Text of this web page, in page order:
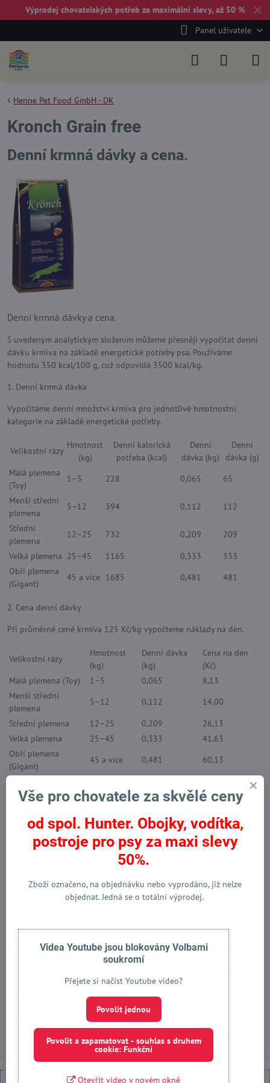
✕
Výprodej chovatelských potřeb za maximální slevy, až 50 %
Panel uživatele
Henne Pet Food GmbH - DK
Kronch Grain free
Denní krmná dávky a cena.
Denní krmná dávky a cena.
S uvedeným analytickým složením můžeme přesněji vypočítat denní
dávku krmiva na základě energetické potřeby psa. Používáme
hodnotu 350 kcal/100 g, což odpovídá 3500 kcal/kg.
1. Denní krmná dávka
Vypočítáme denní množství krmiva pro jednotlivé hmotnostní
kategorie na základě energetické potřeby.
Velikostní rázy
Hmotnost
(kg)
Denní kalorická
potřeba (kcal)
Denní
dávka (kg)
Denní
dávka (g)
Malá plemena
(Toy)
1–5 228 0,065
65
Menší střední
plemena
5–12 394 0,112
112
Střední
plemena
12–25 732 0,209
209
Velká plemena 25–45 1165 0,333
333
Obří plemena
(Gigant)
45 a více 1685 0,481 481
2. Cena denní dávky
Při průměrné ceně krmiva 125 Kč/kg vypočteme náklady na den.
Velikostní rázy
Hmotnost
(kg)
Denní dávka
(kg)
Cena na den
(Kč)
Malá plemena (Toy)
1–5 0,065
8,13
Menší střední
plemena
5–12 0,112
14,00
Střední plemena
12–25 0,209
26,13
Velká plemena
25–45 0,333
41,63
Obří plemena
(Gigant)
45 a více 0,481 60,13
3. Shrnutí
Velikostní rázy
(kg)
Denní dávka
(g)
Cena na den
(Kč)
65
plemena
5–12 112
14,00
Obří plemena
(Gigant)
45 a více 481 60,13
Kornch Grain Free objednatzde
Vše pro chovatele za skvělé ceny
od spol. Hunter. Obojky, vodítka,
postroje pro psy za maxi slevy
50%.
Zboží označeno, na objednávku nebo vyprodáno, již nelze
objednat. Jedná se o totální výprodej.
Videa Youtube jsou blokovány Volbami
soukromí
Přejete si načíst Youtube video?
Povolit jednou
Povolit a zapamatovat - souhlas s druhem
cookie: Funkční
Otevřít video v novém okně